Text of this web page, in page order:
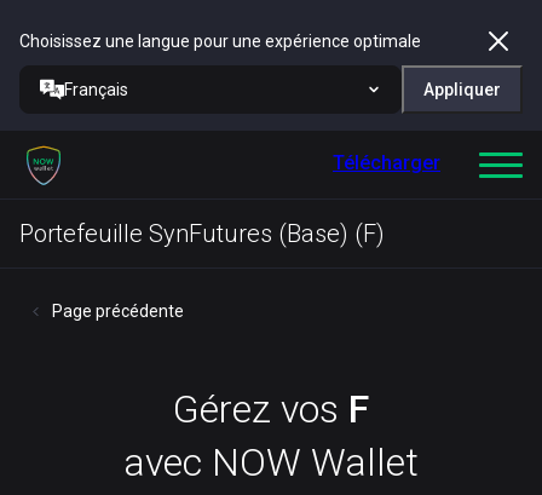
Choisissez une langue pour une expérience optimale
Français Appliquer
Télécharger
Portefeuille SynFutures (Base) (F)
Page précédente
Gérez vos F
avec NOW Wallet